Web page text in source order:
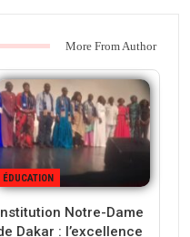
More From Author
ÉDUCATION
Notre-Dame
Dakar : l’excellence